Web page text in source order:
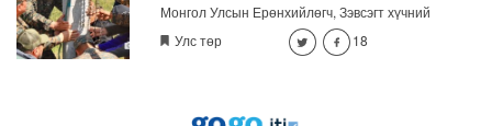
Монгол Улсын Ерөнхийлөгч, Зэвсэгт хүчний
Ерөнхий командлагч Ухнаагийн Хүрэлсүх Хөвсгөл
аймгийн нутагт Монгол-Оросын хил дээр
Улс төр 18